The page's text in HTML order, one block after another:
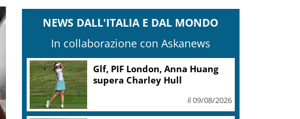
NEWS DALL'ITALIA E DAL MONDO
In collaborazione con Askanews
Glf, PIF London, Anna Huang
supera Charley Hull
il 09/08/2026